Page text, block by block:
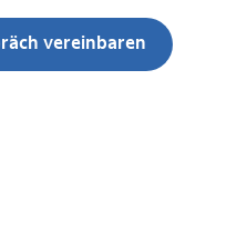
vereinbaren